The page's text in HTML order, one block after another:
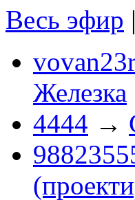
Весь эфир |
Железка
4444 →